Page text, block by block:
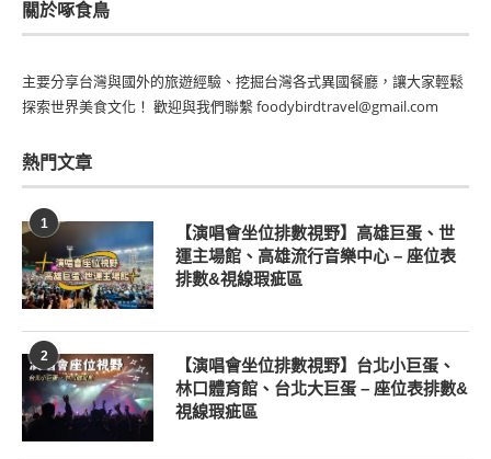
關於啄食鳥
主要分享台灣與國外的旅遊經驗、挖掘台灣各式異國餐廳，讓大家輕鬆
探索世界美食文化！ 歡迎與我們聯繫 foodybirdtravel@gmail.com
熱門文章
1
【演唱會坐位排數視野】高雄巨蛋、世
運主場館、高雄流行音樂中心 – 座位表
排數&視線瑕疵區
2
【演唱會坐位排數視野】台北小巨蛋、
林口體育館、台北大巨蛋 – 座位表排數&
視線瑕疵區